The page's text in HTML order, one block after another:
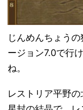
じんめんちょう
ージョン7.0で行
ね。
レストリア平野の